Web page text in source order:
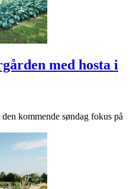
med hosta i
kommende søndag fokus på